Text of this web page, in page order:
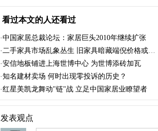
看过本文的人还看过
·中国家居总裁论坛：家居巨头2010年继续扩张
·二手家具市场乱象丛生 旧家具暗藏端倪价格或飙升
·安信地板铺进上海世博中心 为世博添砖加瓦
·知名建材卖场 何时出现零投诉的历史？
·红星美凯龙舞动"链"战 立足中国家居业瞭望者
发表观点